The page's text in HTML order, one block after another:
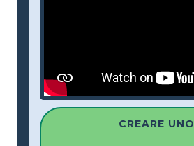
CREARE UNO